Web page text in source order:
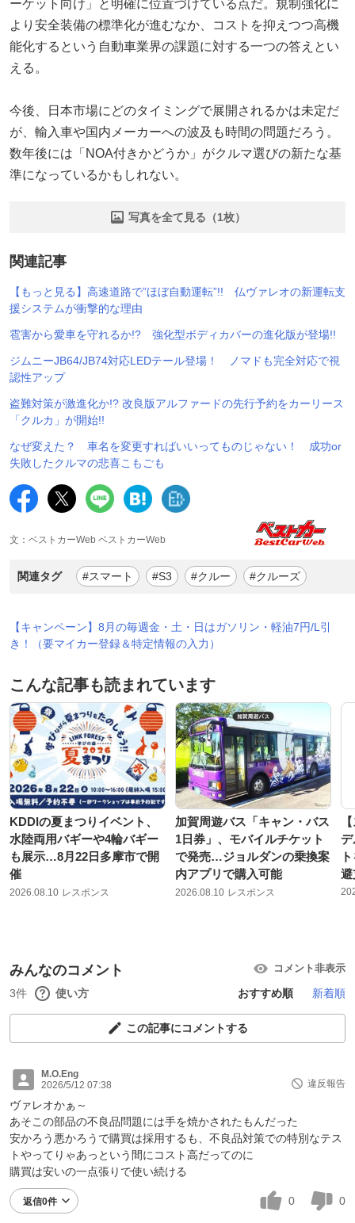
ーケット向け」と明確に位置づけている点だ。規制強化に
より安全装備の標準化が進むなか、コストを抑えつつ高機
能化するという自動車業界の課題に対する一つの答えとい
える。
今後、日本市場にどのタイミングで展開されるかは未定だ
が、輸入車や国内メーカーへの波及も時間の問題だろう。
数年後には「NOA付きかどうか」がクルマ選びの新たな基
準になっているかもしれない。
写真を全て見る（1枚）
関連記事
【もっと見る】高速道路で”ほぼ自動運転”!! 仏ヴァレオの新運転支
援システムが衝撃的な理由
雹害から愛車を守れるか!? 強化型ボディカバーの進化版が登場!!
ジムニーJB64/JB74対応LEDテール登場！ ノマドも完全対応で視
認性アップ
盗難対策が激進化か!? 改良版アルファードの先行予約をカーリース
「クルカ」が開始!!
なぜ変えた？ 車名を変更すればいいってものじゃない！ 成功or
失敗したクルマの悲喜こもごも
文：ベストカーWeb ベストカーWeb
関連タグ #スマート #S3 #クルー #クルーズ
【キャンペーン】8月の毎週金・土・日はガソリン・軽油7円/L引
き！（要マイカー登録＆特定情報の入力）
こんな記事も読まれています
KDDIの夏まつりイベント、
水陸両用バギーや4輪バギー
も展示…8月22日多摩市で開
催
2026.08.10 レスポンス
加賀周遊バス「キャン・バス
1日券」、モバイルチケット
で発売…ジョルダンの乗換案
内アプリで購入可能
2026.08.10 レスポンス
デ
避
みんなのコメント コメント非表示
3件 使い方 おすすめ順 新着順
この記事にコメントする
M.O.Eng
2026/5/12 07:38
違反報告
ヴァレオかぁ～
あそこの部品の不良品問題には手を焼かされたもんだった
安かろう悪かろうで購買は採用するも、不良品対策での特別なテス
トやってりゃあっという間にコスト高だってのに
購買は安いの一点張りで使い続ける
返信0件 0 0